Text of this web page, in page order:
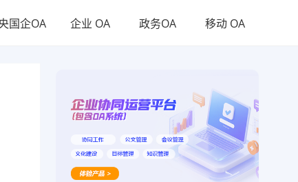
国企OA 企业 OA 政务OA 移动 OA